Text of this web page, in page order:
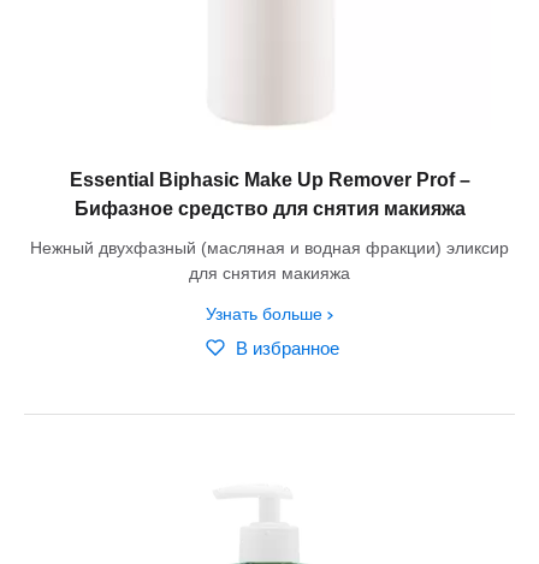
Essential Biphasic Make Up Remover Prof –
Бифазное средство для снятия макияжа
Нежный двухфазный (масляная и водная фракции) эликсир
для снятия макияжа
Узнать больше
В избранное